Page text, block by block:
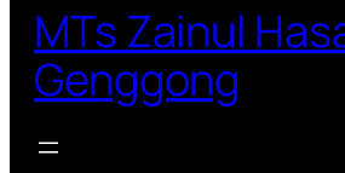
MTs Zainul
Genggong